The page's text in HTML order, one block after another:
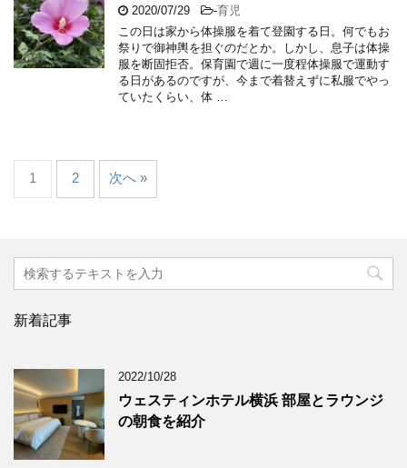
2020/07/29 -育児
この日は家から体操服を着て登園する日。何でもお
祭りで御神輿を担ぐのだとか。しかし、息子は体操
服を断固拒否。保育園で週に一度程体操服で運動す
る日があるのですが、今まで着替えずに私服でやっ
ていたくらい、体 …
1 2 次へ »
新着記事
2022/10/28
ウェスティンホテル横浜 部屋とラウンジ
の朝食を紹介